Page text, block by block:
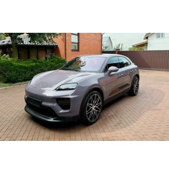
завезли электрические Porsche
известны цены
124 сентября 2025Новости